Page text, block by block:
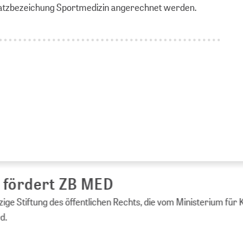
Sportmedizin angerechnet werden.
ZB MED
Stiftung des öffentlichen Rechts, die vom Ministerium für